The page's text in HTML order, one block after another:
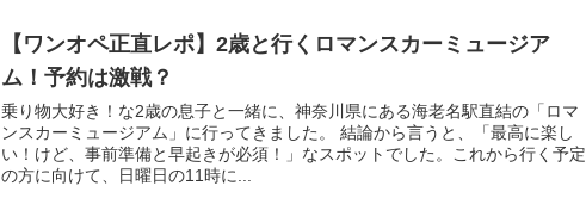
【ワンオペ正直レポ】2歳と行くロマンスカーミュージア
ム！予約は激戦？
乗り物大好き！な2歳の息子と一緒に、神奈川県にある海老名駅直結の「ロマ
ンスカーミュージアム」に行ってきました。 結論から言うと、「最高に楽し
い！けど、事前準備と早起きが必須！」なスポットでした。これから行く予定
の方に向けて、日曜日の11時に...